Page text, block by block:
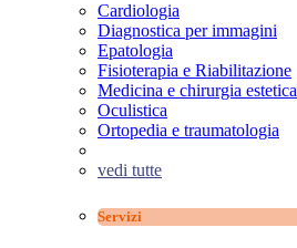
Cardiologia
Diagnostica per immagini
Epatologia
Fisioterapia e Riabilitazione
Medicina e chirurgia estetica
Oculistica
Ortopedia e traumatologia
vedi tutte
Servizi